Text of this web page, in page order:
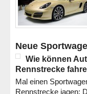
Neue
Wie können
Rennstrecke
Mal einen
Rennstrecke jagen: